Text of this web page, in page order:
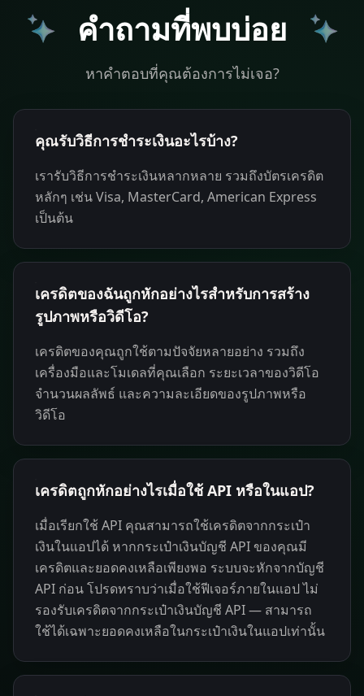
คำถามที่พบบ่อย
หาคำตอบที่คุณต้องการไม่เจอ?
คุณรับวิธีการชำระเงินอะไรบ้าง?
เรารับวิธีการชำระเงินหลากหลาย รวมถึงบัตรเครดิต
หลักๆ เช่น Visa, MasterCard, American Express
เป็นต้น
เครดิตของฉันถูกหักอย่างไรสำหรับการสร้าง
รูปภาพหรือวิดีโอ?
เครดิตของคุณถูกใช้ตามปัจจัยหลายอย่าง รวมถึง
เครื่องมือและโมเดลที่คุณเลือก ระยะเวลาของวิดีโอ
จำนวนผลลัพธ์ และความละเอียดของรูปภาพหรือ
วิดีโอ
เครดิตถูกหักอย่างไรเมื่อใช้ API หรือในแอป?
เมื่อเรียกใช้ API คุณสามารถใช้เครดิตจากกระเป๋า
เงินในแอปได้ หากกระเป๋าเงินบัญชี API ของคุณมี
เครดิตและยอดคงเหลือเพียงพอ ระบบจะหักจากบัญชี
API ก่อน โปรดทราบว่าเมื่อใช้ฟีเจอร์ภายในแอป ไม่
รองรับเครดิตจากกระเป๋าเงินบัญชี API — สามารถ
ใช้ได้เฉพาะยอดคงเหลือในกระเป๋าเงินในแอปเท่านั้น